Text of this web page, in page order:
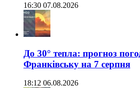
16:30 07.08.2026
До 30° тепла: прогноз
Франківську на 7 серпня
18:12 06.08.2026